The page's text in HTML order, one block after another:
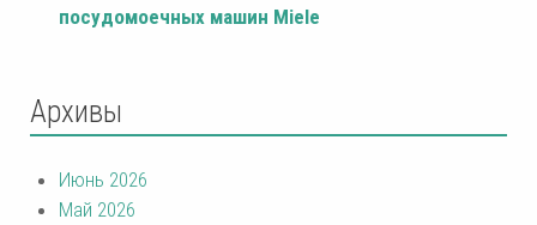
посудомоечных машин Miele
Архивы
Июнь 2026
Май 2026